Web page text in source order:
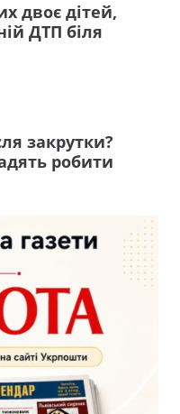
двоє дітей,
ДТП біля
закрутки?
робити